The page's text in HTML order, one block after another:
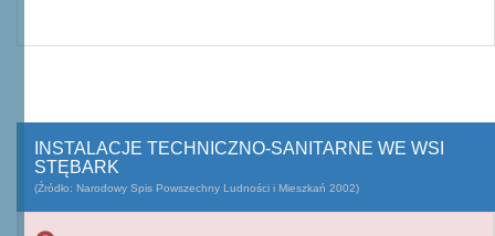
INSTALACJE TECHNICZNO-SANITARNE WE WSI
STĘBARK
(Źródło: Narodowy Spis Powszechny Ludności i Mieszkań 2002)